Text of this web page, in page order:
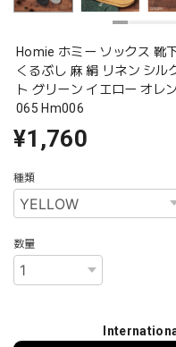
Homie ホミー ソックス 靴
くるぶし 麻 絹 リネン シル
ト グリーン イエロー オレ
065 Hm006
¥1,760
種類
数量